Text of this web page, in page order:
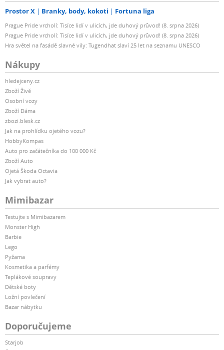
Prostor X Branky, body, kokoti Fortuna liga
Prague Pride vrcholí: Tisíce lidí v ulicích, jde duhový průvod! (8. srpna 2026)
Prague Pride vrcholí: Tisíce lidí v ulicích, jde duhový průvod! (8. srpna 2026)
Hra světel na fasádě slavné vily: Tugendhat slaví 25 let na seznamu UNESCO
Nákupy
hledejceny.cz
Zboží Živě
Osobní vozy
Zboží Dáma
zbozi.blesk.cz
Jak na prohlídku ojetého vozu?
HobbyKompas
Auto pro začátečníka do 100 000 Kč
Zboží Auto
Ojetá Škoda Octavia
Jak vybrat auto?
Mimibazar
Testujte s Mimibazarem
Monster High
Barbie
Lego
Pyžama
Kosmetika a parfémy
Teplákové soupravy
Dětské boty
Ložní povlečení
Bazar nábytku
Doporučujeme
Starjob